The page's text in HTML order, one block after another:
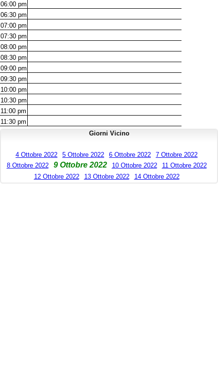
06:00 pm
06:30 pm
07:00 pm
07:30 pm
08:00 pm
08:30 pm
09:00 pm
09:30 pm
10:00 pm
10:30 pm
11:00 pm
11:30 pm
Giorni Vicino
4 Ottobre 2022 5 Ottobre 2022 6 Ottobre 2022
7 Ottobre 2022
8 Ottobre 2022
9 Ottobre 2022 10 Ottobre 2022
11 Ottobre 2022
12 Ottobre 2022
13 Ottobre 2022 14 Ottobre 2022